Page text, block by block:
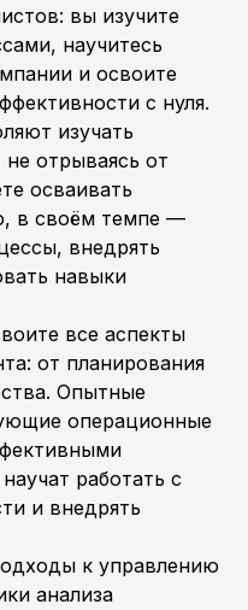
вы изучите
научитесь
и освоите
с нуля.
изучать
отрываясь от
осваивать
в своём темпе —
внедрять
навыки
все аспекты
от планирования
Опытные
операционные
работать с
и внедрять
к управлению
анализа